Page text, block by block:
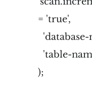
= 'true',
'table-
);